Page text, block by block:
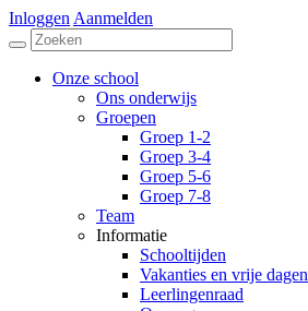
Inloggen Aanmelden
Onze school
Ons onderwijs
Groepen
Groep 1-2
Groep 3-4
Groep 5-6
Groep 7-8
Team
Informatie
Schooltijden
Vakanties en vrije dagen
Leerlingenraad